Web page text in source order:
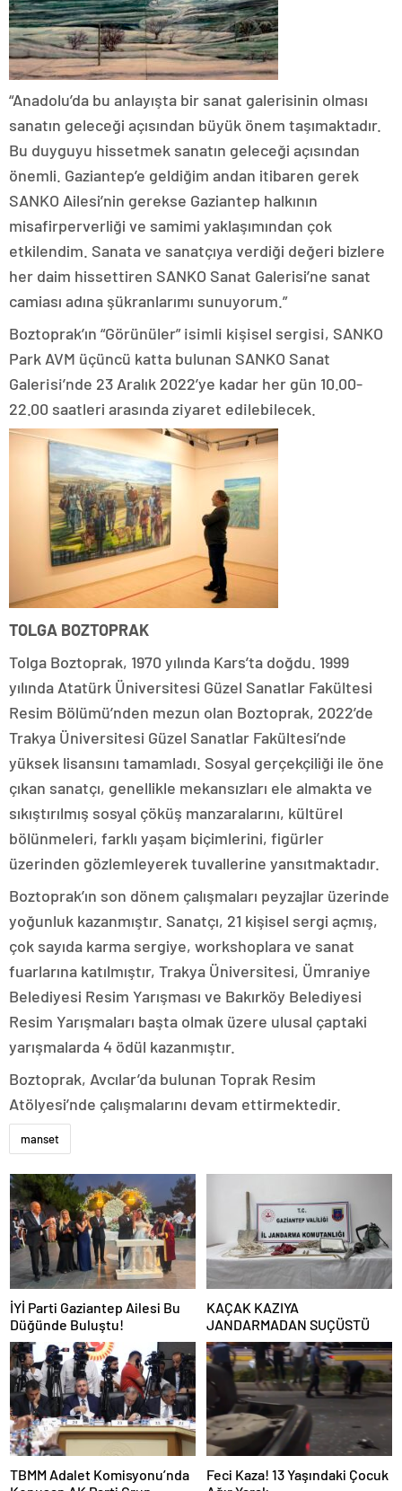
“Anadolu’da bu anlayışta bir sanat galerisinin olması
sanatın geleceği açısından büyük önem taşımaktadır.
Bu duyguyu hissetmek sanatın geleceği açısından
önemli. Gaziantep’e geldiğim andan itibaren gerek
SANKO Ailesi’nin gerekse Gaziantep halkının
misafirperverliği ve samimi yaklaşımından çok
etkilendim. Sanata ve sanatçıya verdiği değeri bizlere
her daim hissettiren SANKO Sanat Galerisi’ne sanat
camiası adına şükranlarımı sunuyorum.”
Boztoprak’ın “Görünüler” isimli kişisel sergisi, SANKO
Park AVM üçüncü katta bulunan SANKO Sanat
Galerisi’nde 23 Aralık 2022’ye kadar her gün 10.00-
22.00 saatleri arasındaziyaret edilebilecek.
TOLGA BOZTOPRAK
Tolga Boztoprak, 1970 yılında Kars’ta doğdu. 1999
yılında Atatürk Üniversitesi Güzel Sanatlar Fakültesi
Resim Bölümü’nden mezun olan Boztoprak, 2022’de
Trakya Üniversitesi Güzel Sanatlar Fakültesi’nde
yüksek lisansını tamamladı. Sosyal gerçekçiliği ile öne
çıkan sanatçı, genellikle mekansızları ele almakta ve
sıkıştırılmış sosyal çöküş manzaralarını, kültürel
bölünmeleri, farklı yaşam biçimlerini, figürler
üzerinden gözlemleyerek tuvallerine yansıtmaktadır.
Boztoprak’ın son dönem çalışmaları peyzajlar üzerinde
yoğunluk kazanmıştır. Sanatçı, 21 kişisel sergi açmış,
çok sayıda karma sergiye, workshoplara ve sanat
fuarlarına katılmıştır, Trakya Üniversitesi, Ümraniye
Belediyesi Resim Yarışması ve Bakırköy Belediyesi
Resim Yarışmaları başta olmak üzere ulusal çaptaki
yarışmalarda 4 ödül kazanmıştır.
Boztoprak, Avcılar’da bulunan Toprak Resim
Atölyesi’nde çalışmalarını devam ettirmektedir.
manset
İYİ Parti Gaziantep Ailesi Bu
Düğünde Buluştu!
KAÇAK KAZIYA
JANDARMADAN SUÇÜSTÜ
TBMM Adalet Komisyonu’nda
Feci Kaza! 13 Yaşındaki Çocuk